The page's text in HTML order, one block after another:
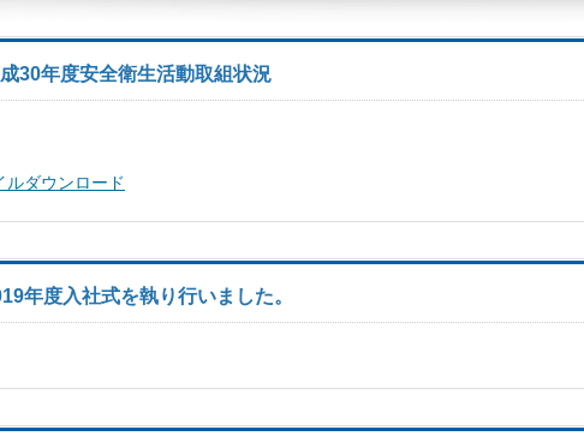
30年度安全衛生活動取組状況
ルダウンロード
年度入社式を執り行いました。